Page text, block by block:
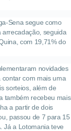
Sena segue como
seguida
com 19,71% do
novidades
contar com mais uma
sorteios, além de
também recebeu mais
a partir de dois
passou de 7 para 15
Já a Lotomania teve